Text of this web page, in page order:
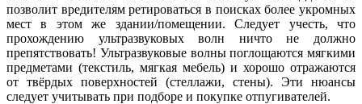
позволит вредителям ретироваться в поисках более укромных
мест в этом же здании/помещении. Следует учесть, что
прохождению ультразвуковых волн ничто не должно
препятствовать! Ультразвуковые волны поглощаются мягкими
предметами (текстиль, мягкая мебель) и хорошо отражаются
от твёрдых поверхностей (стеллажи, стены). Эти нюансы
следует учитывать при подборе и покупке отпугивателей.